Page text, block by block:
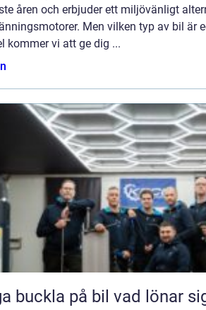
åren och erbjuder ett miljövänligt
Men vilken typ av bil är
kommer vi att ge dig ...
på bil vad lönar sig och hur går det